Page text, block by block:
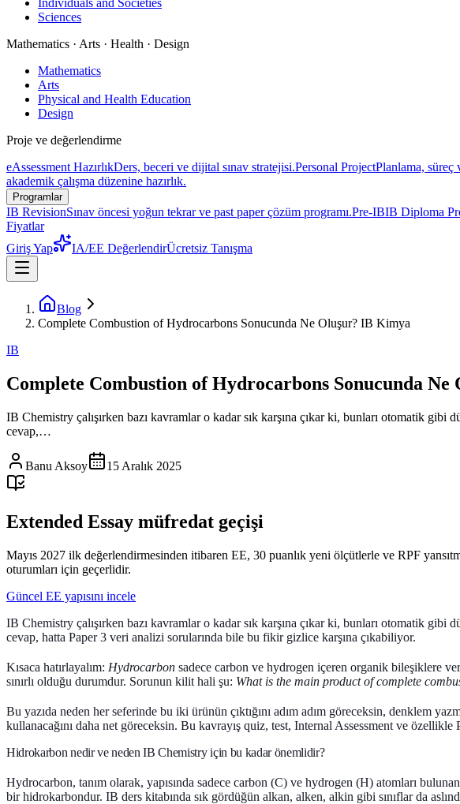
Individuals and Societies
Sciences
Mathematics · Arts · Health · Design
Mathematics
Arts
Physical and Health Education
Design
Proje ve değerlendirme
eAssessment HazırlıkDers, beceri ve dijital sınav stratejisi.Personal ProjectPlanlama,
akademik çalışma düzenine hazırlık.
Programlar
IB RevisionSınav öncesi yoğun tekrar ve past paper çözüm programı.Pre-IBIB Diploma
Fiyatlar
Giriş Yap
IA/EE DeğerlendirÜcretsiz Tanışma
Blog
Complete Combustion of Hydrocarbons Sonucunda Ne Oluşur? IB Kimya
IB
Complete Combustion of Hydrocarbons Sonucunda
IB Chemistry çalışırken bazı kavramlar o kadar sık karşına çıkar ki, bunları otomatik
cevap,…
Banu Aksoy 15 Aralık 2025
Extended Essay müfredat geçişi
Mayıs 2027 ilk değerlendirmesinden itibaren EE, 30 puanlık yeni ölçütlerle ve RPF
oturumları için geçerlidir.
Güncel EE yapısını incele
IB Chemistry çalışırken bazı kavramlar o kadar sık karşına çıkar ki, bunları otomatik gibi
cevap, hatta Paper 3 veri analizi sorularında bile bu fikir gizlice karşına çıkabiliyor.
Kısaca hatırlayalım: Hydrocarbon sadece carbon ve hydrogen içeren organik bileşiklere
sınırlı olduğu durumdur. Sorunun kilit hali şu: What is the main product of complete
Bu yazıda neden her seferinde bu iki ürünün çıktığını adım adım göreceksin, denklem
kullanacağını daha net göreceksin. Bu kavrayış quiz, test, Internal Assessment ve özellikle
Hidrokarbon nedir ve neden IB Chemistry için bu kadar önemlidir?
Hydrocarbon, tanım olarak, yapısında sadece carbon (C) ve hydrogen (H) atomları
bir hidrokarbondur. IB ders kitabında sık gördüğün alkan, alken, alkin gibi sınıflar da